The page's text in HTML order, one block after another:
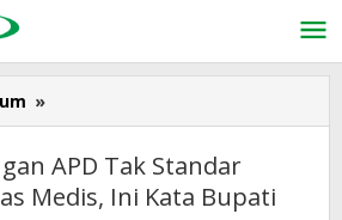
»
Postingan
Tak
Standar
APD Tak Standar
Medis, Ini Kata Bupati